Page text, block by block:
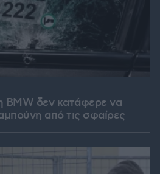
BMW δεν κατάφερε να
από τις σφαίρες